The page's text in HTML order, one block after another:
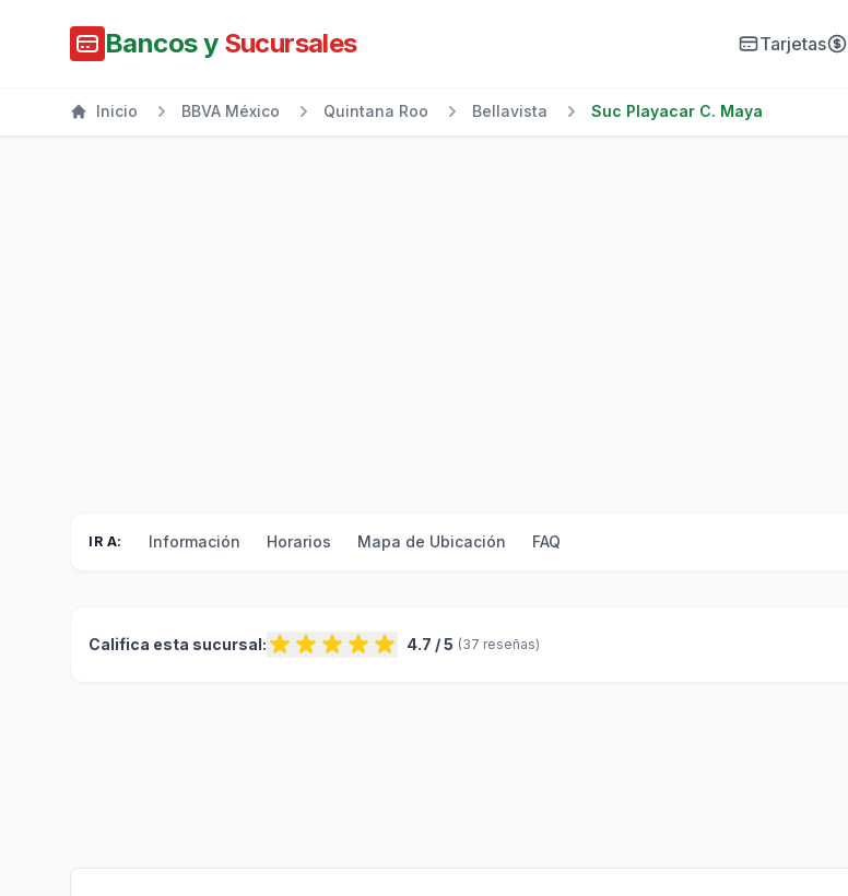
Bancos y Sucursales Tarjetas
Inicio BBVA México Quintana Roo Bellavista Suc Playacar C. Maya
IR A: Información Horarios Mapa de Ubicación FAQ
Califica esta sucursal: 4.7 / 5 (37 reseñas)